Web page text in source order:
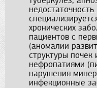
хронических
пациентов с
(аномалии
структуры почек
нефропатиями
нарушения
инфекционные